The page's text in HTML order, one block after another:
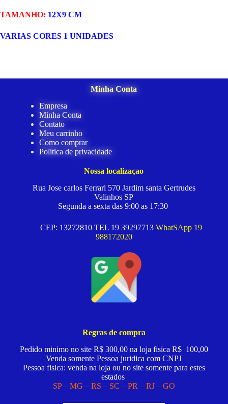
TAMANHO: 12X9 CM
VARIAS CORES 1 UNIDADES
Minha Conta
Empresa
Minha Conta
Contato
Meu carrinho
Como comprar
Politica de privacidade
Nossa localizaçao
Rua Jose carlos Ferrari 570 Jardim santa Gertrudes
Valinhos SP
Segunda a sexta das 9:00 as 17:30
CEP: 13272810 TEL 19 39297713 WhatSApp 19
988172020
Regras de compra
Pedido minimo no site R$ 300,00 na loja fisica R$ 100,00
Venda somente Pessoa juridica com CNPJ
Pessoa fisica: venda na loja ou no site somente para estes
estados
SP – MG – RS – SC – PR – RJ – GO